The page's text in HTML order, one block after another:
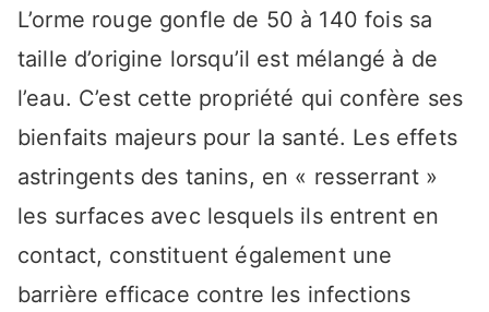
L’orme rouge gonfle de 50 à 140 fois sa
taille d’origine lorsqu’il est mélangé à de
l’eau. C’est cette propriété qui confère ses
bienfaits majeurs pour la santé. Les effets
astringents des tanins, en « resserrant »
les surfaces avec lesquels ils entrent en
contact, constituent également une
barrière efficace contre les infections